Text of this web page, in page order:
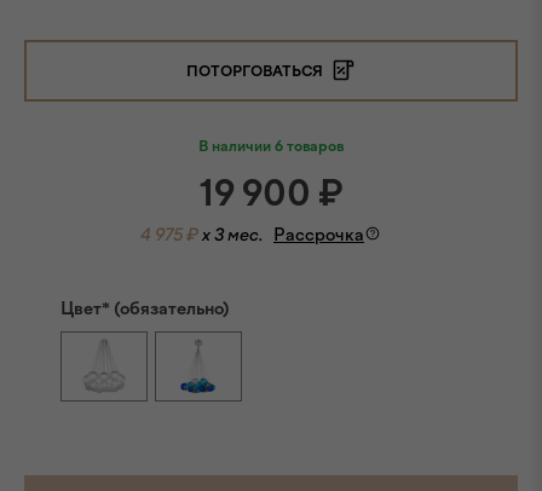
ПОТОРГОВАТЬСЯ
В наличии 6 товаров
19 900 ₽
4 975 ₽x 3 мес. Рассрочка
Цвет* (обязательно)